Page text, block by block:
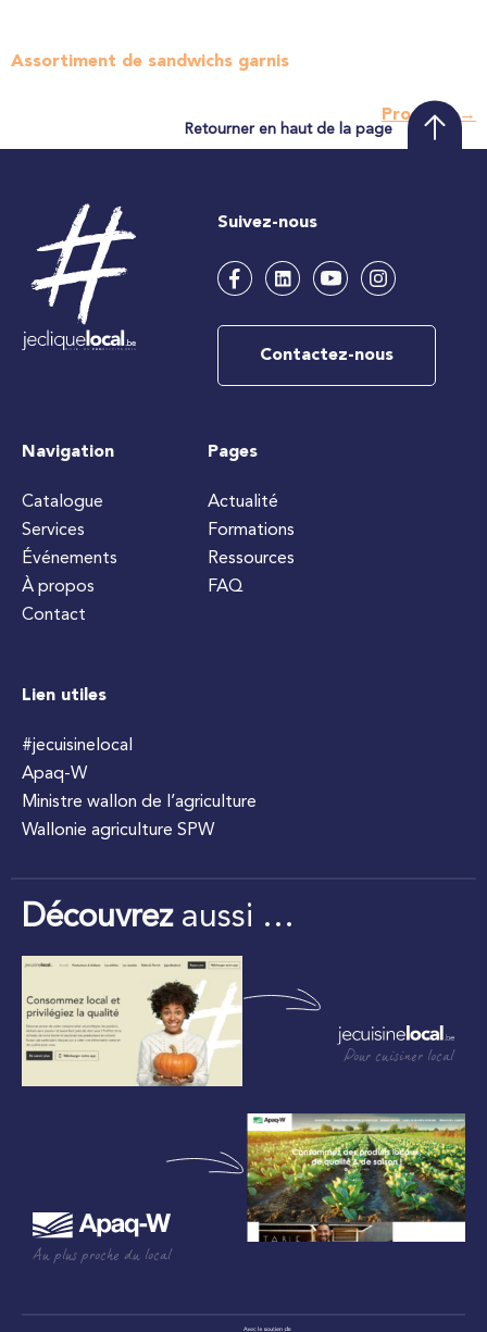
Assortiment de sandwichs garnis
Prochain→
Retourner en haut de la page
Suivez-nous
Contactez-nous
Navigation
Catalogue
Services
Événements
À propos
Contact
Pages
Actualité
Formations
Ressources
FAQ
Lien utiles
#jecuisinelocal
Apaq-W
Ministre wallon de l’agriculture
Wallonie agriculture SPW
Découvrezaussi …
Pour cuisiner local
Au plus proche du local